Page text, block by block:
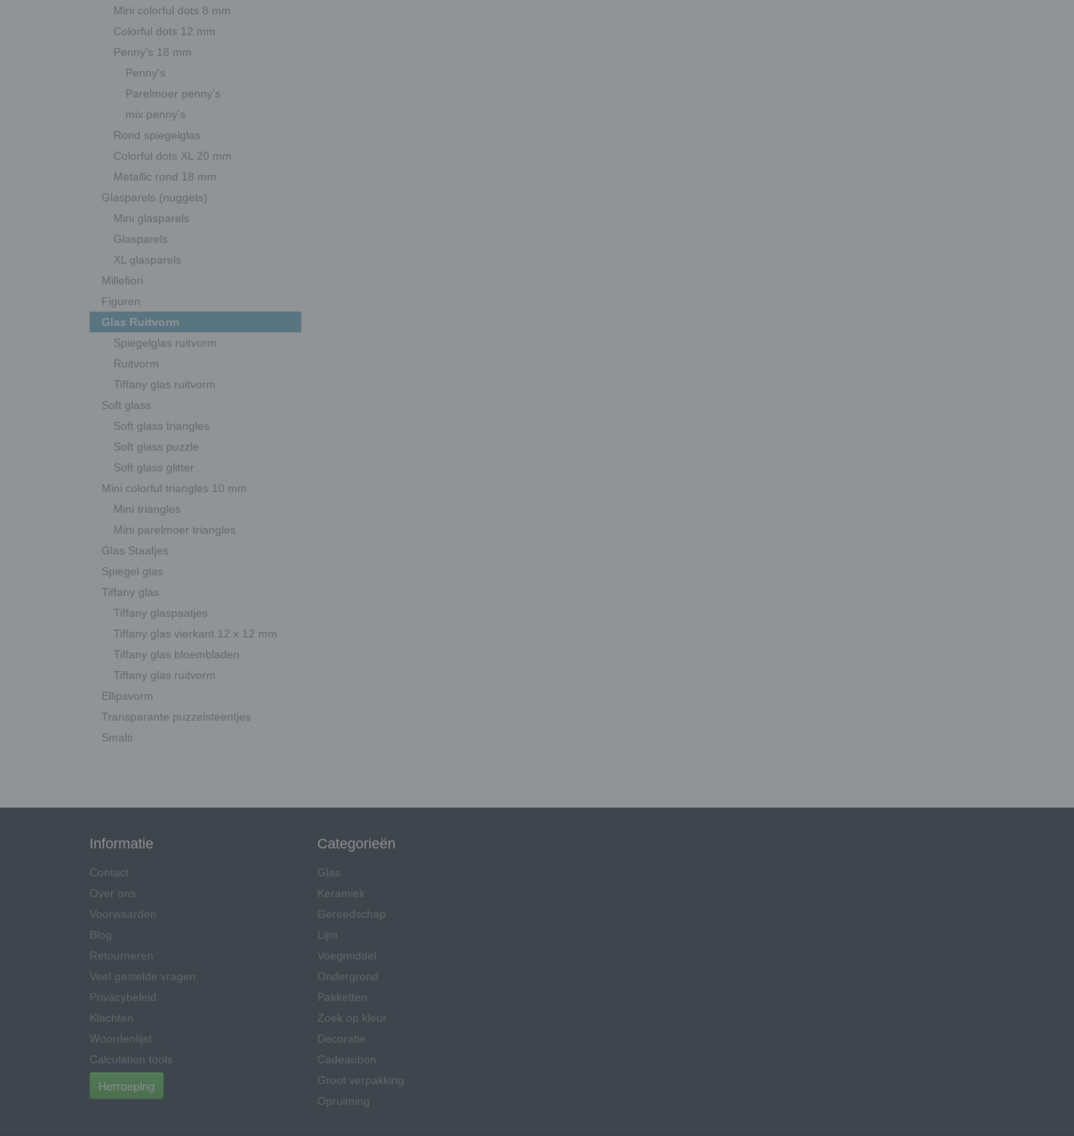
Mini colorful dots 8 mm
Colorful dots 12 mm
Penny's 18 mm
Penny's
Parelmoer penny's
mix penny's
Rond spiegelglas
Colorful dots XL 20 mm
Metallic rond 18 mm
Glasparels (nuggets)
Mini glasparels
Glasparels
XL glasparels
Millefiori
Figuren
Glas Ruitvorm
Spiegelglas ruitvorm
Ruitvorm
Tiffany glas ruitvorm
Soft glass
Soft glass triangles
Soft glass puzzle
Soft glass glitter
Mini colorful triangles 10 mm
Mini triangles
Mini parelmoer triangles
Glas Staafjes
Spiegel glas
Tiffany glas
Tiffany glaspaatjes
Tiffany glas vierkant 12 x 12 mm
Tiffany glas bloembladen
Tiffany glas ruitvorm
Ellipsvorm
Transparante puzzelsteentjes
Smalti
Informatie
Contact
Over ons
Voorwaarden
Blog
Retourneren
Veel gestelde vragen
Privacybeleid
Klachten
Woordenlijst
Calculation tools
Herroeping
Categorieën
Glas
Keramiek
Gereedschap
Lijm
Voegmiddel
Ondergrond
Pakketten
Zoek op kleur
Decoratie
Cadeaubon
Groot verpakking
Opruiming